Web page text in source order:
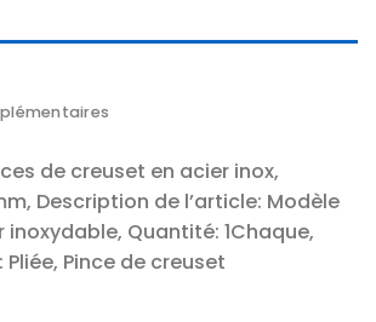
de creuset en acier inox,
Description de l’article: Modèle
inoxydable, Quantité: 1Chaque,
Pince de creuset